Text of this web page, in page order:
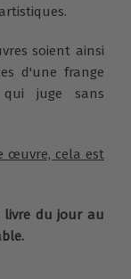
soient ainsi
d'une frange
qui juge sans
œuvre, cela est
livre du jour au